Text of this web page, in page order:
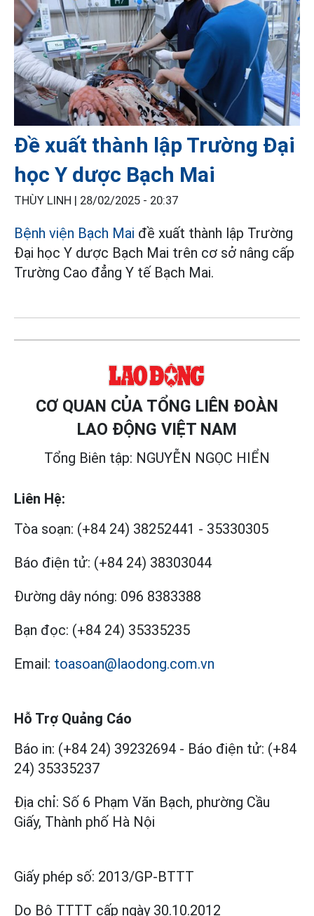
Đề xuất thành lập Trường Đại
học Y dược Bạch Mai
THÙY LINH | 28/02/2025 - 20:37
Bệnh viện Bạch Mai đề xuất thành lập Trường
Đại học Y dược Bạch Mai trên cơ sở nâng cấp
Trường Cao đẳng Y tế Bạch Mai.
CƠ QUAN CỦA TỔNG LIÊN ĐOÀN
LAO ĐỘNG VIỆT NAM
Tổng Biên tập: NGUYỄN NGỌC HIỂN
Liên Hệ:
Tòa soạn: (+84 24) 38252441 - 35330305
Báo điện tử: (+84 24) 38303044
Đường dây nóng: 096 8383388
Bạn đọc: (+84 24) 35335235
Email: toasoan@laodong.com.vn
Hỗ Trợ Quảng Cáo
Báo in: (+84 24) 39232694 - Báo điện tử: (+84
24) 35335237
Địa chỉ: Số 6 Phạm Văn Bạch, phường Cầu
Giấy, Thành phố Hà Nội
Giấy phép số: 2013/GP-BTTT
Do Bộ TTTT cấp ngày 30.10.2012